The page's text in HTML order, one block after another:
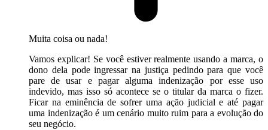
Muita coisa ou nada!
Vamos explicar! Se você estiver realmente usando a marca, o
dono dela pode ingressar na justiça pedindo para que você
pare de usar e pagar alguma indenização por esse uso
indevido, mas isso só acontece se o titular da marca o fizer.
Ficar na eminência de sofrer uma ação judicial e até pagar
uma indenização é um cenário muito ruim para a evolução do
seu negócio.